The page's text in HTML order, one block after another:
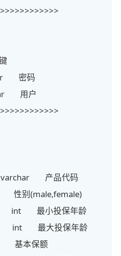
密码
用户
varchar 产品代码
别(male,female)
int 最小投保年龄
int 最大投保年龄
基本保额